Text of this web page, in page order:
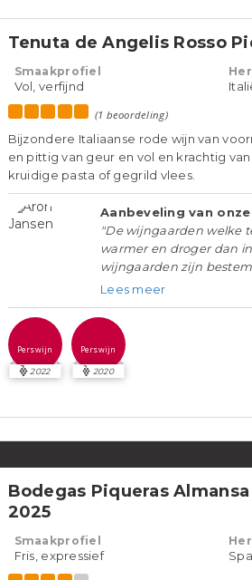
Tenuta de Angelis Rosso
Smaakprofiel
Vol, verfijnd
(1 beoordeling)
Bijzondere Italiaanse rode wijn van
en pittig van geur en vol en krachtig
kruidige pasta of gegrild vlees.
Aanbeveling van
"De wijngaarden welke
warmer en droger dan
wijngaarden zijn
Lees meer
Perswijn
2022
Perswijn
2020
Bodegas Piqueras
2025
Smaakprofiel
Fris, expressief